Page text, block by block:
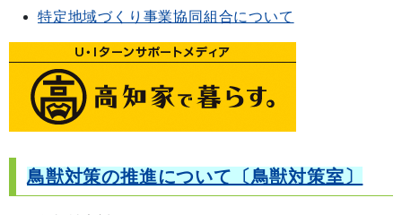
特定地域づくり事業協同組合について
鳥獣対策の推進について〔鳥獣対策室〕